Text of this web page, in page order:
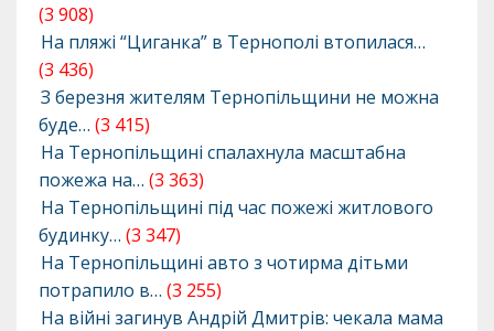
(3 908)
На пляжі “Циганка” в Тернополі втопилася…
(3 436)
З березня жителям Тернопільщини не можна
буде… (3 415)
На Тернопільщині спалахнула масштабна
пожежа на… (3 363)
На Тернопільщині під час пожежі житлового
будинку… (3 347)
На Тернопільщині авто з чотирма дітьми
потрапило в… (3 255)
На війні загинув Андрій Дмитрів: чекала мама